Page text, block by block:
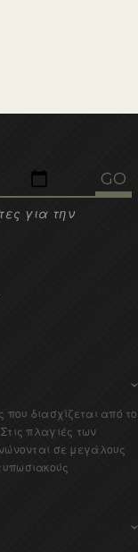
για την
διασχίζεται από το
πλαγιές των
σε μεγάλους